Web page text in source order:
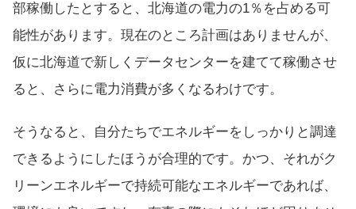
部稼働したとすると、北海道の電力の1％を占める可
能性があります。現在のところ計画はありませんが、
仮に北海道で新しくデータセンターを建てて稼働させ
ると、さらに電力消費が多くなるわけです。
そうなると、自分たちでエネルギーをしっかりと調達
できるようにしたほうが合理的です。かつ、それがク
リーンエネルギーで持続可能なエネルギーであれば、